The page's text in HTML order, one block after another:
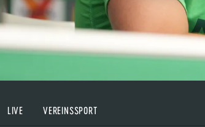
LIVE VEREINSSPORT